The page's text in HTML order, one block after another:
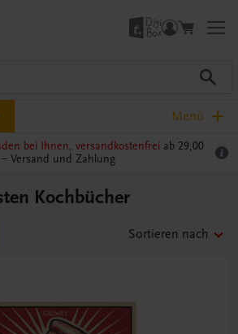
Menü
bei Ihnen, versandkostenfrei ab 29,00
Versand und Zahlung
Kochbücher
Sortieren nach